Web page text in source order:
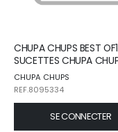
CHUPA CHUPS BEST
SUCETTES CHUPA
BOITE CARTON PRESENTOIR
1,8KG /1
CHUPA CHUPS
REF.8095334
SE CONNECTER